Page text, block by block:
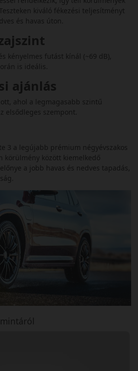
kiváló fékezési teljesítményt
és havas úton.
kényelmes futást kínál (~69 dB),
is ideális.
ajánlás
ahol a legmagasabb szintű
elsődleges szempont.
3 a legújabb prémium négyévszakos
körülmény között kiemelkedő
a jobb havas és nedves tapadás,